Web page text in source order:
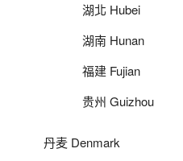
湖北 Hubei
湖南 Hunan
福建 Fujian
贵州 Guizhou
丹麦 Denmark